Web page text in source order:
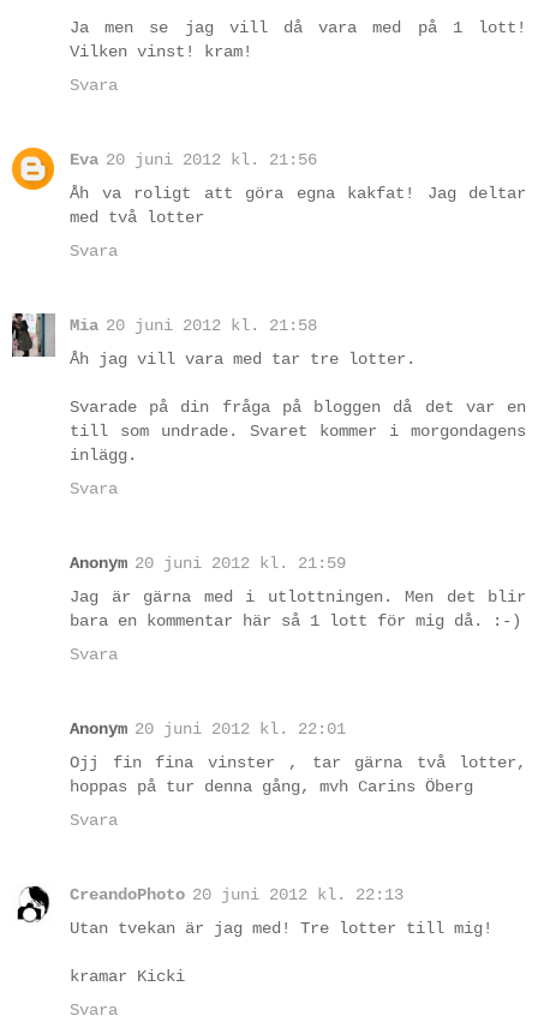
Ja men se jag vill då vara med på 1 lott!
Vilken vinst! kram!
Svara
Eva 20 juni 2012 kl. 21:56
Åh va roligt att göra egna kakfat! Jag deltar
med två lotter
Svara
Mia 20 juni 2012 kl. 21:58
Åh jag vill vara med tar tre lotter.
Svarade på din fråga på bloggen då det var en
till som undrade. Svaret kommer i morgondagens
inlägg.
Svara
Anonym 20 juni 2012 kl. 21:59
Jag är gärna med i utlottningen. Men det blir
bara en kommentar här så 1 lott för mig då. :-)
Svara
Anonym 20 juni 2012 kl. 22:01
Ojj fin fina vinster , tar gärna två lotter,
hoppas på tur denna gång, mvh Carins Öberg
Svara
CreandoPhoto 20 juni 2012 kl. 22:13
Utan tvekan är jag med! Tre lotter till mig!
kramar Kicki
Svara